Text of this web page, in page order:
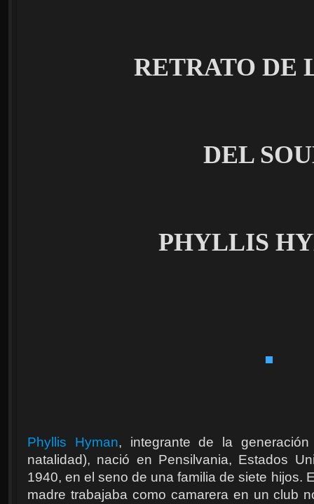
RETRATO DE
DEL
PHYLLIS
Phyllis Hyman, integrante de la
natalidad), nació en Pensilvania, Estados
1940, en el seno de una familia de siete hijos.
madre trabajaba como camarera en un club